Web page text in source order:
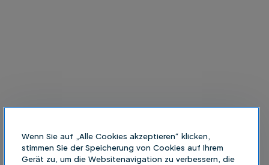
Wenn Sie auf „Alle Cookies akzeptieren“ klicken,
stimmen Sie der Speicherung von Cookies auf Ihrem
Gerät zu, um die Websitenavigation zu verbessern, die